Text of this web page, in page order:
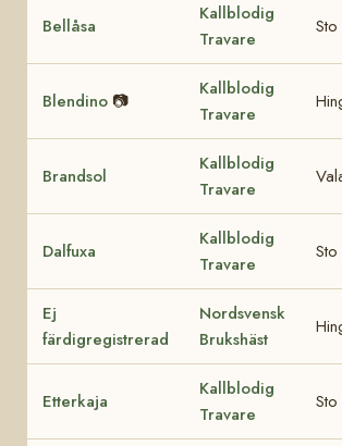
Bellåsa
Kallblodig
Travare
Sto
Blendino 📷
Kallblodig
Travare
Brandsol
Kallblodig
Travare
Dalfuxa
Kallblodig
Travare
Sto
Ej
färdigregistrerad
Nordsvensk
Brukshäst
Etterkaja
Kallblodig
Travare
Sto